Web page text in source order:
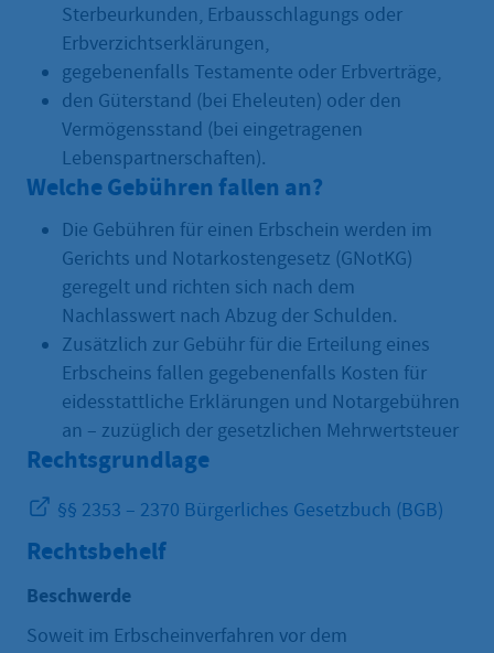
Sterbeurkunden, Erbausschlagungs oder
Erbverzichtserklärungen,
gegebenenfalls Testamente oder Erbverträge,
den Güterstand (bei Eheleuten) oder den
Vermögensstand (bei eingetragenen
Lebenspartnerschaften).
Welche Gebühren fallen an?
Die Gebühren für einen Erbschein werden im
Gerichts und Notarkostengesetz (GNotKG)
geregelt und richten sich nach dem
Nachlasswert nach Abzug der Schulden.
Zusätzlich zur Gebühr für die Erteilung eines
Erbscheins fallen gegebenenfalls Kosten für
eidesstattliche Erklärungen und Notargebühren
an – zuzüglich der gesetzlichen Mehrwertsteuer
Rechtsgrundlage
§§ 2353 – 2370 Bürgerliches Gesetzbuch (BGB)
Rechtsbehelf
Beschwerde
Soweit im Erbscheinverfahren vor dem